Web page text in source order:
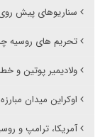
سناریوهای پیش
تحریم های روسیه
ولادیمیر پوتین و
اوکراین میدان
آمریکا، ترامپ و